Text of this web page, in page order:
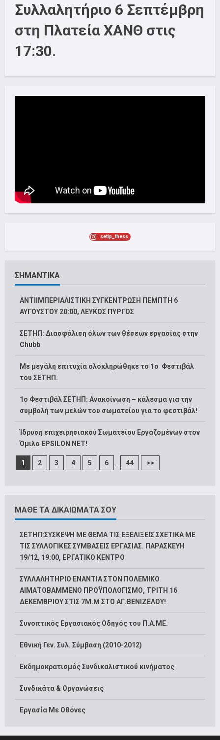
Συλλαλητήριο 6 Σεπτέμβρη
στη Πλατεία ΧΑΝΘ στις
17:30.
setip_thess
ΣΗΜΑΝΤΙΚΑ
ΑΝΤΙΙΜΠΕΡΙΑΛΙΣΤΙΚΗ ΣΥΓΚΕΝΤΡΩΣΗ ΠΕΜΠΤΗ 6
ΑΥΓΟΥΣΤΟΥ 20:00, ΛΕΥΚΟΣ ΠΥΡΓΟΣ
ΣΕΤΗΠ: Διασφάλιση όλων των θέσεων εργασίας στην
Chubb
Με μεγάλη επιτυχία ολοκληρώθηκε το 1ο Φεστιβάλ
του ΣΕΤΗΠ.
1o Φεστιβάλ ΣΕΤΗΠ: Ανακοίνωση – κάλεσμα για την
συμβολή των μελών του σωματείου για το φεστιβάλ!
Ίδρυση επιχειρησιακού Σωματείου Εργαζομένων στον
Όμιλο EPSILON NET!
1 2 3 4 5 6 ... 44 >>
ΜΑΘΕ ΤΑ ΔΙΚΑΙΩΜΑΤΑ ΣΟΥ
ΣΕΤΗΠ:ΣΥΣΚΕΨΗ ΜΕ ΘΕΜΑ ΤΙΣ ΕΞΕΛΙΞΕΙΣ ΣΧΕΤΙΚΑ ΜΕ
ΤΙΣ ΣΥΛΛΟΓΙΚΕΣ ΣΥΜΒΑΣΕΙΣ ΕΡΓΑΣΙΑΣ. ΠΑΡΑΣΚΕΥΗ
19/12, 19:00, ΕΡΓΑΤΙΚΟ ΚΕΝΤΡΟ
ΣΥΛΛΑΛΗΤΗΡΙΟ ΕΝΑΝΤΙΑ ΣΤΟΝ ΠΟΛΕΜΙΚΟ
ΑΙΜΑΤΟΒΑΜΜΕΝΟ ΠΡΟΫΠΟΛΟΓΙΣΜΟ, ΤΡΙΤΗ 16
ΔΕΚΕΜΒΡΙΟΥ ΣΤΙΣ 7Μ.Μ ΣΤΟ ΑΓ.ΒΕΝΙΖΕΛΟΥ!
Συνοπτικός Εργασιακός Οδηγός του Π.Α.ΜΕ.
Εθνική Γεν. Συλ. Σύμβαση (2010-2012)
Εκδημοκρατισμός Συνδικαλιστικού κινήματος
Συνδικάτα & Οργανώσεις
Εργασία Με Οθόνες